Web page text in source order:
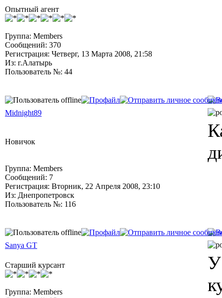
Опытный агент
Группа: Members
Сообщений: 370
Регистрация: Четверг, 13 Марта 2008, 21:58
Из: г.Алатырь
Пользователь №: 44
Midnight89
Новичок
Группа: Members
Сообщений: 7
Регистрация: Вторник, 22 Апреля 2008, 23:10
Из: Днепропетровск
Пользователь №: 116
Sanya GT
Старший курсант
Группа: Members
У